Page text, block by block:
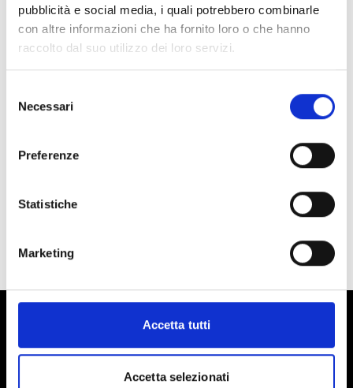
pubblicità e social media, i quali potrebbero combinarle
con altre informazioni che ha fornito loro o che hanno
raccolto dal suo utilizzo dei loro servizi.
delNecessari
Preferenze
Statistiche
Marketing
Accetta tutti
Accetta selezionati
europe/news/coming-in-march-support-
literary-translation-projects-2018_en"
target="blank" style="flat"
radius="0"]Maggiori Informazioni[/su_button]